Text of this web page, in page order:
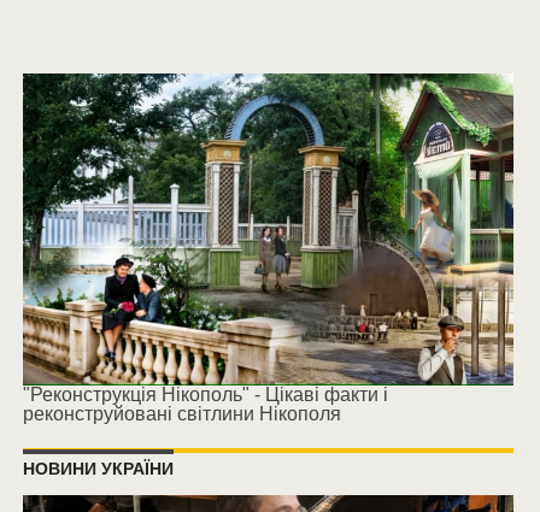
"Реконструкція Нікополь" - Цікаві факти і
реконструйовані світлини Нікополя
НОВИНИ УКРАЇНИ